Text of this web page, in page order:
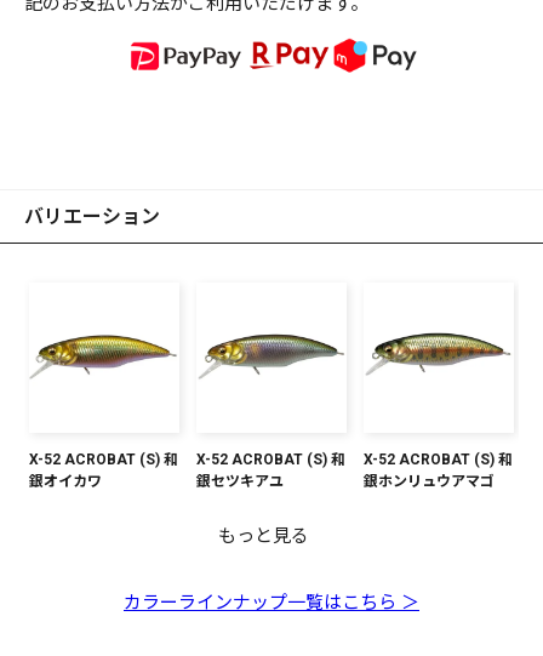
バリエーション
X-52 ACROBAT (S) 和
銀オイカワ
X-52 ACROBAT (S) 和
銀セツキアユ
X-52 ACROBAT (S) 和
銀ホンリュウアマゴ
もっと見る
カラーラインナップ一覧はこちら ＞